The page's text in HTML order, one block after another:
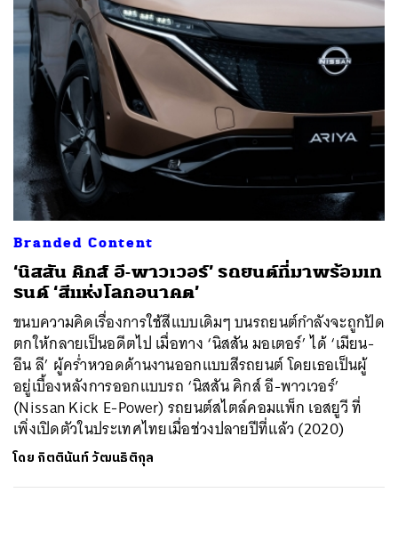
Branded Content
‘นิสสัน คิกส์ อี-พาวเวอร์’ รถยนต์ที่มาพร้อมเท
รนด์ ‘สีแห่งโลกอนาคต’
ขนบความคิดเรื่องการใช้สีแบบเดิมๆ บนรถยนต์กำลังจะถูกปัด
ตกให้กลายเป็นอดีตไป เมื่อทาง ‘นิสสัน มอเตอร์’ ได้ ‘เมียน-
อึน ลี’ ผู้คร่ำหวอดด้านงานออกแบบสีรถยนต์ โดยเธอเป็นผู้
อยู่เบื้องหลังการออกแบบรถ ‘นิสสัน คิกส์ อี-พาวเวอร์’
(Nissan Kick E-Power) รถยนต์สไตล์คอมแพ็ก เอสยูวี ที่
เพิ่งเปิดตัวในประเทศไทยเมื่อช่วงปลายปีที่แล้ว (2020)
โดย กิตตินันท์ วัฒนธิติกุล
ค้นหา